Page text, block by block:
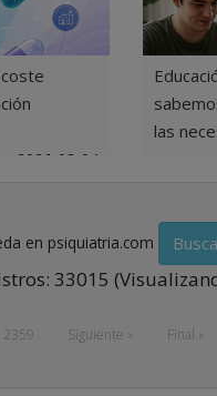
2026-08-04
las
en psiquiatria.com
33015
2359 Siguiente » Final »